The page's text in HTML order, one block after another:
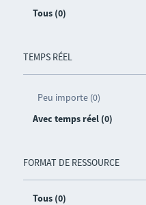
Tous (0)
TEMPS RÉEL
Peu importe (0)
Avec temps réel (0)
FORMAT DE RESSOURCE
Tous (0)